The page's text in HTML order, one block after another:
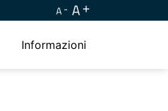
A A
Informazioni